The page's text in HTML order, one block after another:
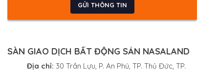
SÀN GIAO DỊCH BẤT ĐỘNG SẢN NASALAND
Địa chỉ: 30 Trần Lựu, P. An Phú, TP. Thủ Đức, TP.